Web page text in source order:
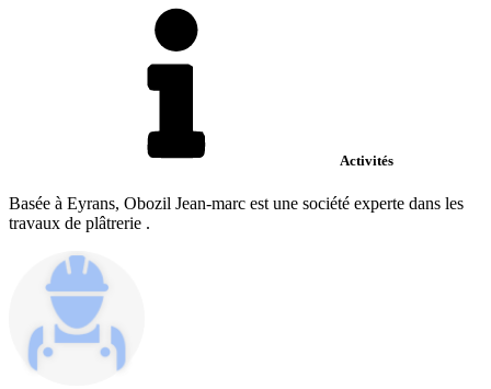
Activités
Basée à Eyrans, Obozil Jean-marc est une société experte dans les
travaux de plâtrerie .